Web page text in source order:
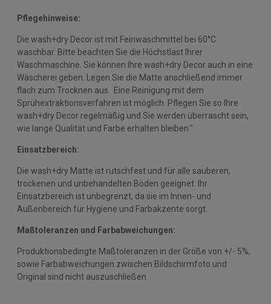
Pflegehinweise:
Die wash+dry Decor ist mit Feinwaschmittel bei 60°C
waschbar. Bitte beachten Sie die Höchstlast Ihrer
Waschmaschine. Sie können Ihre wash+dry Decor auch in eine
Wäscherei geben. Legen Sie die Matte anschließend immer
flach zum Trocknen aus. Eine Reinigung mit dem
Sprühextraktionsverfahren ist möglich. Pflegen Sie so Ihre
wash+dry Decor regelmäßig und Sie werden überrascht sein,
wie lange Qualität und Farbe erhalten bleiben."
Einsatzbereich:
Die wash+dry Matte ist rutschfest und für alle sauberen,
trockenen und unbehandelten Böden geeignet. Ihr
Einsatzbereich ist unbegrenzt, da sie im Innen- und
Außenbereich für Hygiene und Farbakzente sorgt.
Maßtoleranzen und Farbabweichungen:
Produktionsbedingte Maßtoleranzen in der Größe von +/- 5%,
sowie Farbabweichungen zwischen Bildschirmfoto und
Original sind nicht auszuschließen